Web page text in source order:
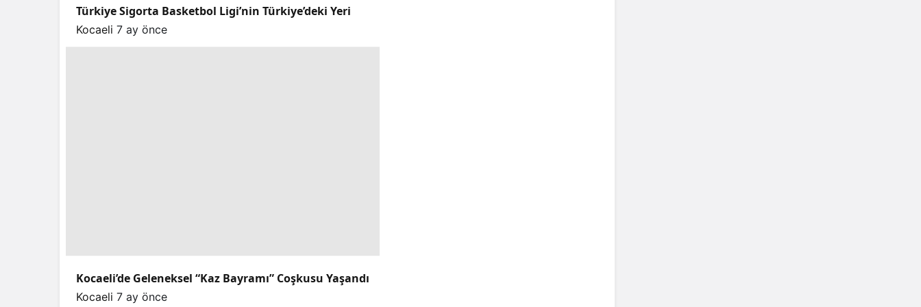
Türkiye Sigorta Basketbol Ligi’nin Türkiye’deki Yeri
Kocaeli 7 ay önce
Kocaeli’de Geleneksel “Kaz Bayramı” Coşkusu Yaşandı
Kocaeli 7 ay önce